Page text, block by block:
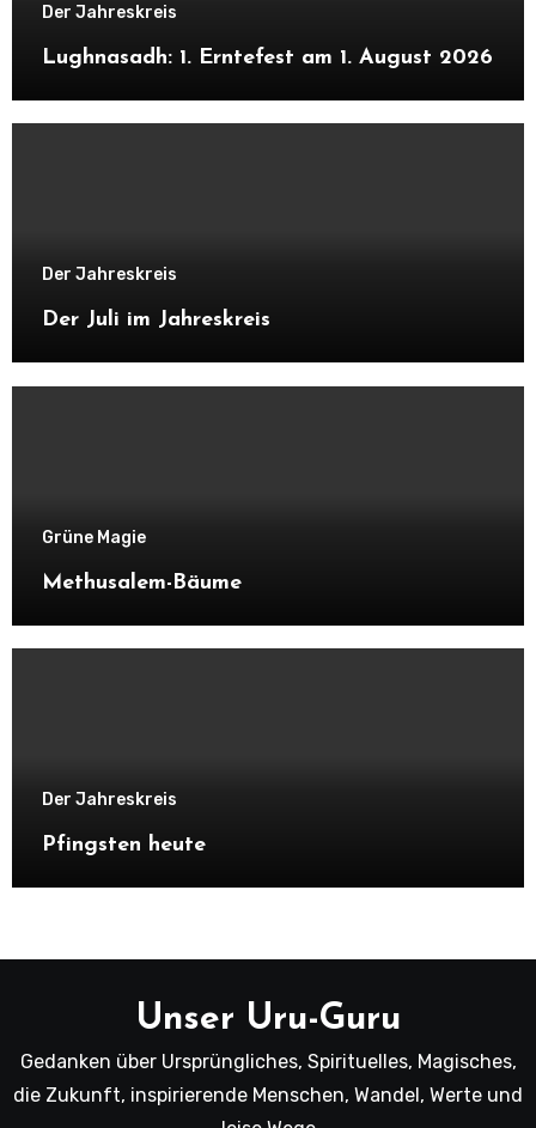
Der Jahreskreis
Lughnasadh: 1. Erntefest am 1. August 2026
Der Jahreskreis
Der Juli im Jahreskreis
Grüne Magie
Methusalem-Bäume
Der Jahreskreis
Pfingsten heute
Unser Uru-Guru
Gedanken über Ursprüngliches, Spirituelles, Magisches,
die Zukunft, inspirierende Menschen, Wandel, Werte und